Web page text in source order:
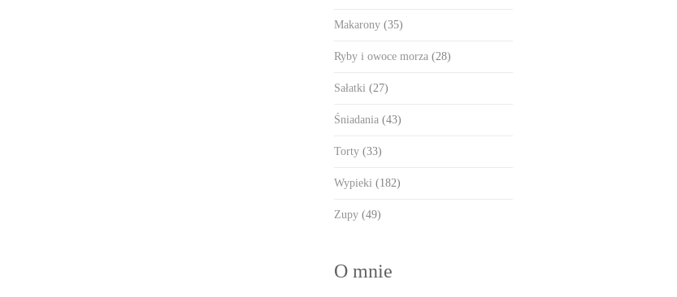
Makarony (35)
Ryby i owoce morza (28)
Sałatki (27)
Śniadania (43)
Torty (33)
Wypieki (182)
Zupy (49)
O mnie